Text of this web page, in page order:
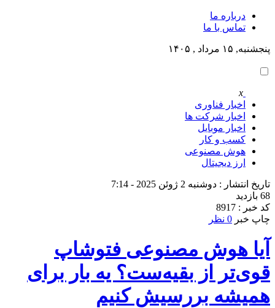
درباره ما
تماس با ما
پنجشنبه, ۱۵ مرداد , ۱۴۰۵
x
اخبار فناوری
اخبار شرکت ها
اخبار موبایل
کسب و کار
هوش مصنوعی
ارز دیجیتال
تاریخ انتشار : دوشنبه 2 ژوئن 2025 - 7:14
68 بازدید
کد خبر : 8917
چاپ خبر 0 نظر
آیا هوش مصنوعی فتوشاپ
قوی‌تر از بقیه‌ست؟ یه بار برای
همیشه بررسیش کنیم